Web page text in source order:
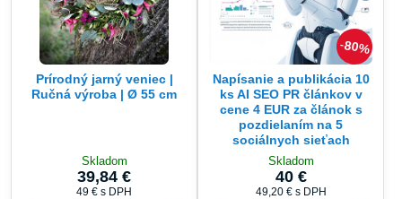
Prírodný jarný veniec |
Ručná výroba | Ø 55 cm
Skladom
39,84 €
49 € s DPH
80%
Napísanie a publikácia 10
ks AI SEO PR článkov v
cene 4 EUR za článok s
pozdielaním na 5
sociálnych sieťach
Skladom
40 €
49,20 € s DPH